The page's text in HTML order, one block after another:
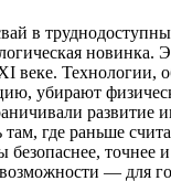
в
новинка.
веке.
убирают
развитие
там, где раньше
безопаснее, точнее
— для